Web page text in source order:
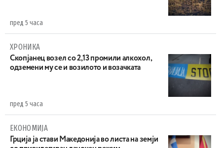
пред 5 часа
ХРОНИКА
Скопјанец возел со 2,13 промили алкохол,
одземени му се и возилото и возачката
пред 5 часа
ЕКОНОМИЈА
Грција ја стави Македонија во листа на земји